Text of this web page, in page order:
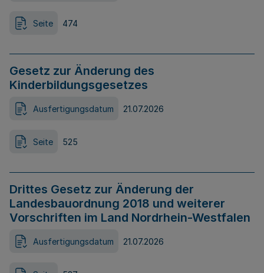
Seite 474
Gesetz zur Änderung des
Kinderbildungsgesetzes
Ausfertigungsdatum 21.07.2026
Seite 525
Drittes Gesetz zur Änderung der
Landesbauordnung 2018 und weiterer
Vorschriften im Land Nordrhein-Westfalen
Ausfertigungsdatum 21.07.2026